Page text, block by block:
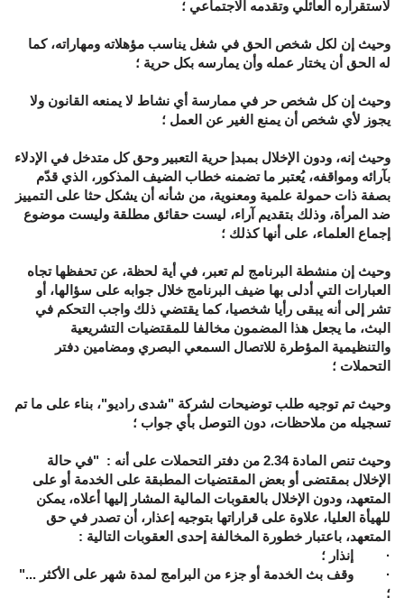
لاستقراره العائلي وتقدمه الاجتماعي ؛
وحيث إن لكل شخص الحق في شغل يناسب مؤهلاته ومهاراته، كما
له الحق أن يختار عمله وأن يمارسه بكل حرية ؛
وحيث إن كل شخص حر في ممارسة أي نشاط لا يمنعه القانون ولا
يجوز لأي شخص أن يمنع الغير عن العمل ؛
وحيث إنه، ودون الإخلال بمبدإ حرية التعبير وحق كل متدخل في الإدلاء
بآرائه ومواقفه، يُعتبر ما تضمنه خطاب الضيف المذكور، الذي قدّم
بصفة ذات حمولة علمية ومعنوية، من شأنه أن يشكل حثا على التمييز
ضد المرأة، وذلك بتقديم آراء، ليست حقائق مطلقة وليست موضوع
إجماع العلماء، على أنها كذلك ؛
وحيث إن منشطة البرنامج لم تعبر، في أية لحظة، عن تحفظها تجاه
العبارات التي أدلى بها ضيف البرنامج خلال جوابه على سؤالها، أو
تشر إلى أنه يبقى رأيا شخصيا، كما يقتضي ذلك واجب التحكم في
البث، ما يجعل هذا المضمون مخالفا للمقتضيات التشريعية
والتنظيمية المؤطرة للاتصال السمعي البصري ومضامين دفتر
التحملات ؛
وحيث تم توجيه طلب توضيحات لشركة "شدى راديو"، بناء على ما تم
تسجيله من ملاحظات، دون التوصل بأي جواب ؛
وحيث تنص المادة 2.34 من دفتر التحملات على أنه : "في حالة
الإخلال بمقتضى أو بعض المقتضيات المطبقة على الخدمة أو على
المتعهد، ودون الإخلال بالعقوبات المالية المشار إليها أعلاه، يمكن
للهيأة العليا، علاوة على قراراتها بتوجيه إعذار، أن تصدر في حق
المتعهد، باعتبار خطورة المخالفة إحدى العقوبات التالية :
· إنذار ؛
· وقف بث الخدمة أو جزء من البرامج لمدة شهر على الأكثر ..."
؛